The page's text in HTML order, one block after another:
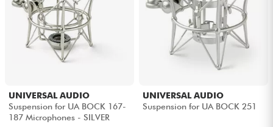
UNIVERSAL AUDIO
Suspension for UA BOCK 167-
187 Microphones - SILVER
UNIVERSAL AUDIO
Suspension for UA BOCK 251